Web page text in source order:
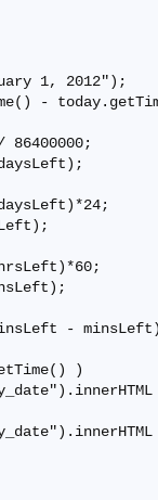
1, 2012");
-
86400000;
-
)